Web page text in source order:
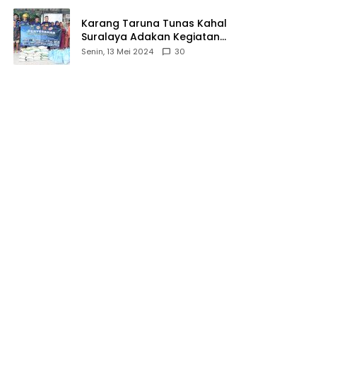
Karang Taruna Tunas Kahal
Suralaya Adakan Kegiatan
Bansos Terhadap Kaum
Senin, 13 Mei 2024 30